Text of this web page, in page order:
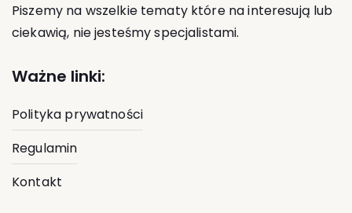
Piszemy na wszelkie tematy które na interesują lub
ciekawią, nie jesteśmy specjalistami.
Ważne linki:
Polityka prywatności
Regulamin
Kontakt